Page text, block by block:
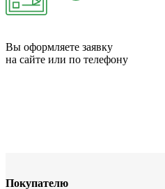
Вы оформляете заявку
на сайте или по телефону
Покупателю